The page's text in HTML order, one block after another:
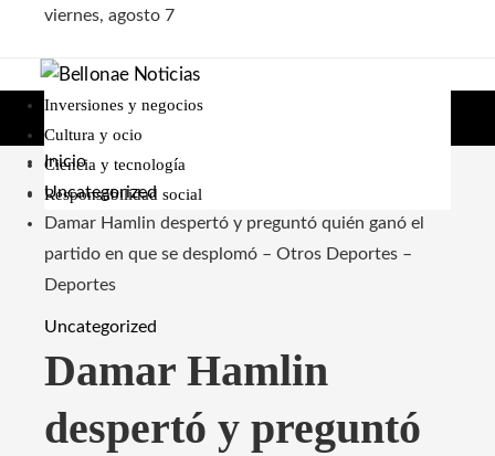
viernes, agosto 7
Inversiones y negocios
Cultura y ocio
Ciencia y tecnología
Responsabilidad social
Inicio
Uncategorized
Damar Hamlin despertó y preguntó quién ganó el
partido en que se desplomó – Otros Deportes –
Deportes
Uncategorized
Damar Hamlin
despertó y preguntó